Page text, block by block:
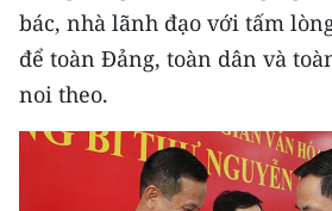
Media Giáo dục
Media Y tế
Media Khoa học - Công nghệ
Media Môi trường
bác, nhà lãnh đạo với tấm
để toàn Đảng, toàn dân và
noi theo.